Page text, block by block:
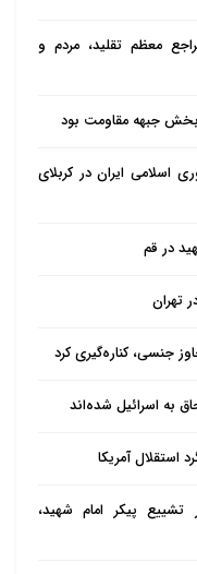
حکومت‌های
و رای مردم
تمایل دارند
و به
حضور
استبدادی
نبودند و
معاصر
در ظاهر هم
دارند.»
با مبحث
در تمایز
«تفاوت
و
معظم تقلید، مردم و
جبهه مقاومت بود
اسلامی ایران در کربلای
در قم
تهران
جنسی، کناره‌گیری کرد
به اسرائیل شده‌اند
استقلال آمریکا
تشییع پیکر امام شهید،